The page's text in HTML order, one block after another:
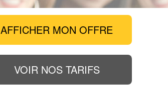
AFFICHER MON OFFRE
VOIR NOS TARIFS